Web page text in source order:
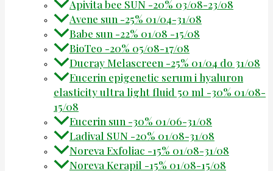
Apivita bee SUN -20% 03/08-23/08
Avene sun -25% 01/04-31/08
Babe sun -22% 01/08 -15/08
BioTeo -20% 05/08-17/08
Ducray Melascreen -25% 01/04 do 31/08
Eucerin epigenetic serum i hyaluron
elasticity ultra light fluid 50 ml -30% 01/08-
15/08
Eucerin sun -30% 01/06-31/08
Ladival SUN -20% 01/08-31/08
Noreva Exfoliac -15% 01/08-31/08
Noreva Kerapil -15% 01/08-15/08